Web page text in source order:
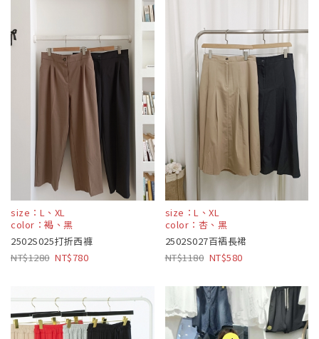
size：L、XL
color：褐、黑
2502S025打折西褲
1280
780
size：L、XL
color：杏、黑
2502S027百褶長裙
1180
580